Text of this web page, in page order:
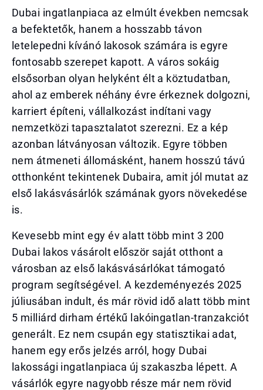
Dubai ingatlanpiaca az elmúlt években nemcsak
a befektetők, hanem a hosszabb távon
letelepedni kívánó lakosok számára is egyre
fontosabb szerepet kapott. A város sokáig
elsősorban olyan helyként élt a köztudatban,
ahol az emberek néhány évre érkeznek dolgozni,
karriert építeni, vállalkozást indítani vagy
nemzetközi tapasztalatot szerezni. Ez a kép
azonban látványosan változik. Egyre többen
nem átmeneti állomásként, hanem hosszú távú
otthonként tekintenek Dubaira, amit jól mutat az
első lakásvásárlók számának gyors növekedése
is.
Kevesebb mint egy év alatt több mint 3 200
Dubai lakos vásárolt először saját otthont a
városban az első lakásvásárlókat támogató
program segítségével. A kezdeményezés 2025
júliusában indult, és már rövid idő alatt több mint
5 milliárd dirham értékű lakóingatlan-tranzakciót
generált. Ez nem csupán egy statisztikai adat,
hanem egy erős jelzés arról, hogy Dubai
lakossági ingatlanpiaca új szakaszba lépett. A
vásárlók egyre nagyobb része már nem rövid